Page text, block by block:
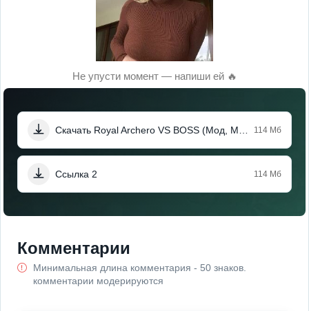
Не упусти момент — напиши ей 🔥
114 Мб
Ссылка 2 114 Мб
Комментарии
Минимальная длина комментария - 50 знаков.
комментарии модерируются